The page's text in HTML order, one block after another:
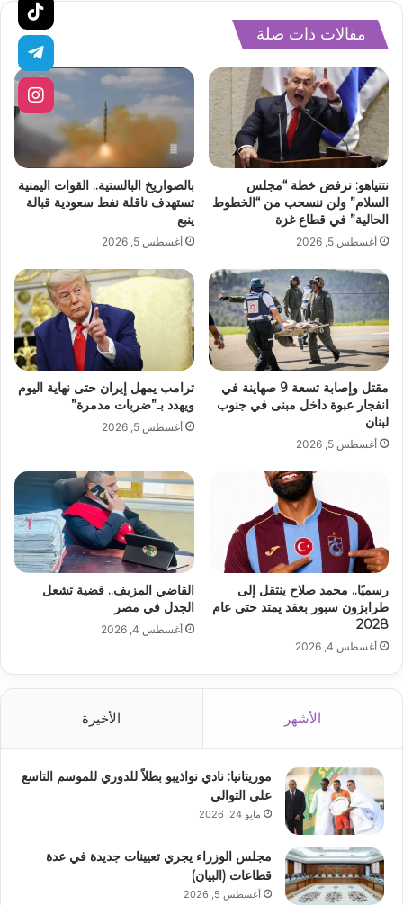
مقالات ذات صلة
نتنياهو: نرفض خطة “مجلس
السلام” ولن ننسحب من “الخطوط
الحالية” في قطاع غزة
أغسطس 5, 2026
بالصواريخ البالستية.. القوات اليمنية
تستهدف ناقلة نفط سعودية قبالة
ينبع
أغسطس 5, 2026
مقتل وإصابة تسعة 9 صهاينة في
انفجار عبوة داخل مبنى في جنوب
لبنان
أغسطس 5, 2026
ترامب يمهل إيران حتى نهاية اليوم
ويهدد بـ”ضربات مدمرة”
أغسطس 5, 2026
رسميًا.. محمد صلاح ينتقل إلى
طرابزون سبور بعقد يمتد حتى عام
2028
أغسطس 4, 2026
القاضي المزيف.. قضية تشعل
الجدل في مصر
أغسطس 4, 2026
الأشهر الأخيرة
موريتانيا: نادي نواذيبو بطلاً للدوري للموسم التاسع
على التوالي
مايو 24, 2026
مجلس الوزراء يجري تعيينات جديدة في عدة
قطاعات (البيان)
أغسطس 5, 2026